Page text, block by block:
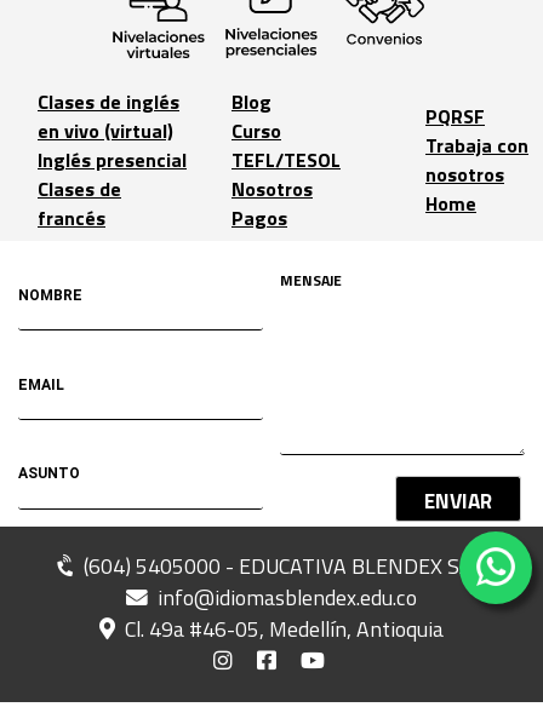
Clases de inglés
en vivo (virtual)
Inglés presencial
Clases de
francés
Blog
Curso
TEFL/TESOL
Nosotros
Pagos
PQRSF
Trabaja con
nosotros
Home
(604) 5405000 - EDUCATIVA BLENDEX SAS
info@idiomasblendex.edu.co
Cl. 49a #46-05, Medellín, Antioquia
ENVIAR